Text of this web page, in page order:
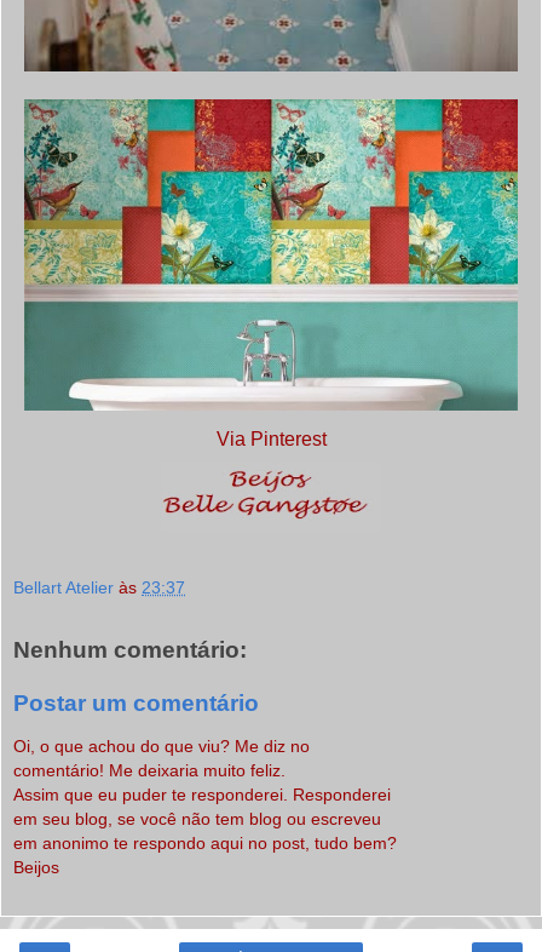
Via Pinterest
Bellart Atelier às 23:37
Nenhum comentário:
Postar um comentário
Oi, o que achou do que viu? Me diz no
comentário! Me deixaria muito feliz.
Assim que eu puder te responderei. Responderei
em seu blog, se você não tem blog ou escreveu
em anonimo te respondo aqui no post, tudo bem?
Beijos